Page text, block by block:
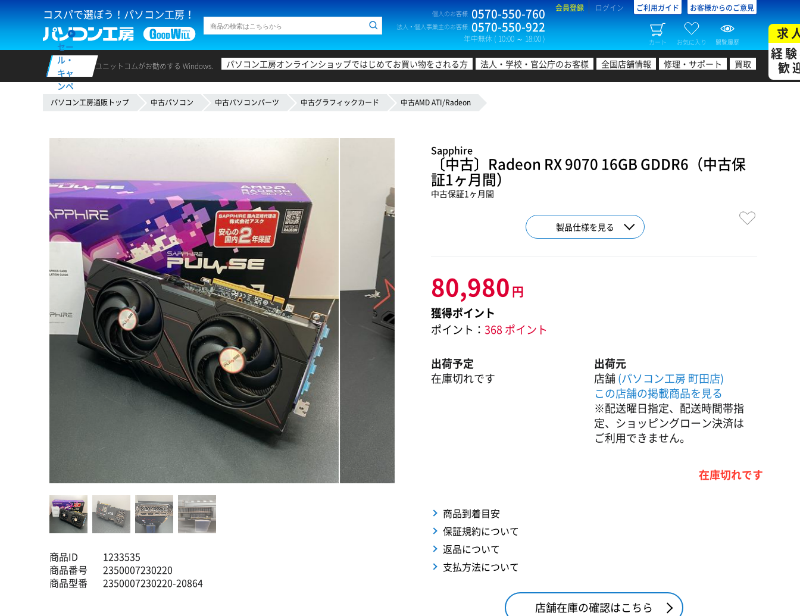
コスパで選ぼう！パソコン工房！ 個人のお客様 0570-550-760
法人・個人事業主のお客様 0570-550-922
年中無休 ( 10:00 ～ 18:00 )
会員登録 ログイン ご利用ガイド お客様からのご意見
カート お気に入り 閲覧履歴
セー
ル・
キャ
ンペ
ーン
ユニットコムがお勧めする Windows. パソコン工房オンラインショップではじめてお買い物をされる方 法人・学校・官公庁のお客様 全国店舗情報 修理・サポート 買取
求
経
歓
パソコン工房通販トップ 中古パソコン 中古パソコンパーツ 中古グラフィックカード 中古AMD ATI/Radeon
商品ID
1233535
商品番号
2350007230220
商品型番
2350007230220-20864
Sapphire
〔中古〕Radeon RX 9070 16GB GDDR6（中古保
証1ヶ月間）
中古保証1ヶ月間
製品仕様を見る
80,980 円
獲得ポイント
ポイント： 368 ポイント
出荷予定
在庫切れです
出荷元
店舗(パソコン工房 町田店)
この店舗の掲載商品を見る
※配送曜日指定、配送時間帯指
定、ショッピングローン決済は
ご利用できません。
在庫切れです
商品到着目安
保証規約について
返品について
支払方法について
店舗在庫の確認はこちら